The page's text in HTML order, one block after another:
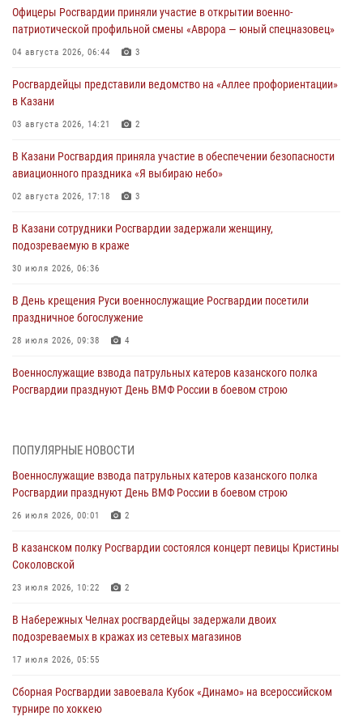
Офицеры Росгвардии приняли участие в открытии военно-
патриотической профильной смены «Аврора — юный спецназовец»
04 августа 2026, 06:44 3
Росгвардейцы представили ведомство на «Аллее профориентации»
в Казани
03 августа 2026, 14:21 2
В Казани Росгвардия приняла участие в обеспечении безопасности
авиационного праздника «Я выбираю небо»
02 августа 2026, 17:18 3
В Казани сотрудники Росгвардии задержали женщину,
подозреваемую в краже
30 июля 2026, 06:36
В День крещения Руси военнослужащие Росгвардии посетили
праздничное богослужение
28 июля 2026, 09:38 4
Военнослужащие взвода патрульных катеров казанского полка
Росгвардии празднуют День ВМФ России в боевом строю
Татарстанские росгвардейцы завоевали «бронзу» в окружном этапе
24 июля 2026, 15:05 4
В казанском полку Росгвардии состоялся концерт певицы Кристины
23 июля 2026, 10:22
В Нижнекамске сотрудники Росгвардии задержали подозреваемого
23 июля 2026, 06:47
В Казани Росгвардия приняла участие в обеспечении безопасности
22 июля 2026, 07:41
ПОПУЛЯРНЫЕ НОВОСТИ
Военнослужащие взвода патрульных катеров казанского полка
Росгвардии празднуют День ВМФ России в боевом строю
26 июля 2026, 00:01 2
В казанском полку Росгвардии состоялся концерт певицы Кристины
Соколовской
23 июля 2026, 10:22 2
В Набережных Челнах росгвардейцы задержали двоих
подозреваемых в кражах из сетевых магазинов
17 июля 2026, 05:55
Сборная Росгвардии завоевала Кубок «Динамо» на всероссийском
турнире по хоккею